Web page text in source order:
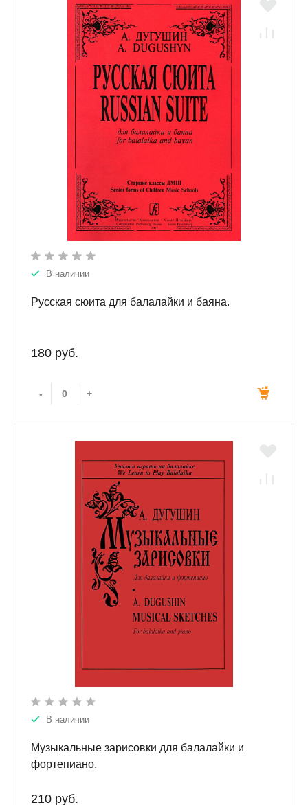
В наличии
Русская сюита для балалайки и баяна.
180 руб.
- +
В наличии
Музыкальные зарисовки для балалайки и
фортепиано.
210 руб.